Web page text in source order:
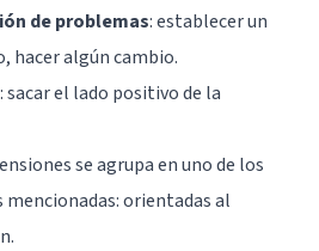
de problemas: establecer un
hacer algún cambio.
: sacar el lado positivo de la
se agrupa en uno de los
orientadas al